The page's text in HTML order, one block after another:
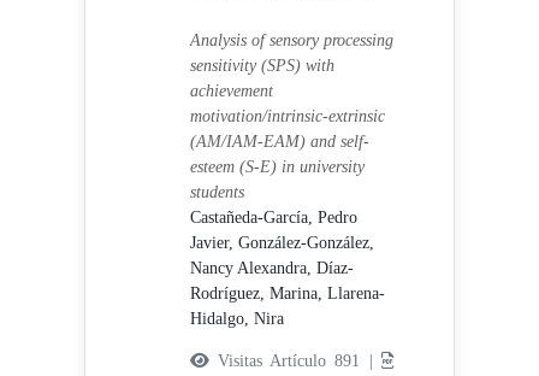
Analysis of sensory processing
sensitivity (SPS) with
achievement
motivation/intrinsic-extrinsic
(AM/IAM-EAM) and self-
esteem (S-E) in university
students
Castañeda-García, Pedro
Javier, González-González,
Nancy Alexandra, Díaz-
Rodríguez, Marina, Llarena-
Hidalgo, Nira
Visitas Artículo 891 |